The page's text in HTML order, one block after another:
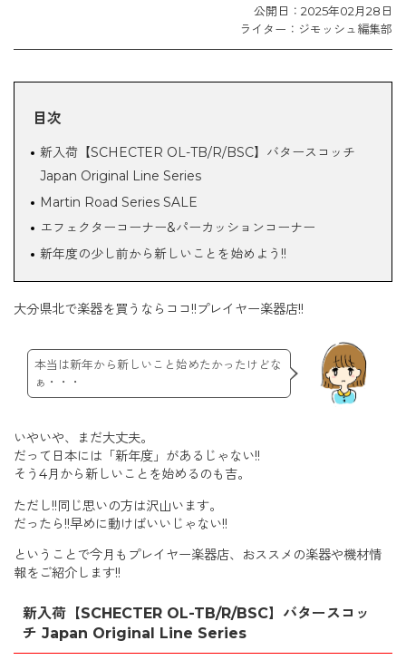
公開日：2025年02月28日
ライター：ジモッシュ編集部
目次
新入荷【SCHECTER OL-TB/R/BSC】バタースコッチ
Japan Original Line Series
Martin Road Series SALE
エフェクターコーナー&パーカッションコーナー
新年度の少し前から新しいことを始めよう!!
大分県北で楽器を買うならココ!!プレイヤー楽器店!!
本当は新年から新しいこと始めたかったけどな
ぁ・・・
いやいや、まだ大丈夫。
だって日本には「新年度」があるじゃない!!
そう4月から新しいことを始めるのも吉。
ただし!!同じ思いの方は沢山います。
だったら!!早めに動けばいいじゃない!!
ということで今月もプレイヤー楽器店、おススメの楽器や機材情
報をご紹介します!!
新入荷【SCHECTER OL-TB/R/BSC】バタースコッ
チ Japan Original Line Series